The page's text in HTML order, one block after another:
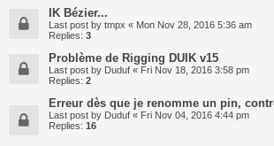
IK Bézier...
Last post by tmpx « Mon Nov 28, 2016 5:36 am
Replies: 3
Problème de Rigging DUIK v15
Last post by Duduf « Fri Nov 18, 2016 3:58 pm
Replies: 2
Erreur dès que je renomme un pin,
Last post by Duduf « Fri Nov 04, 2016 4:44 pm
Replies: 16